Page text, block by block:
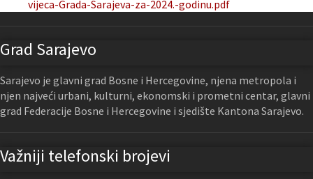
vijeca-Grada-Sarajeva-za-2024.-godinu.pdf
Grad Sarajevo
Sarajevo je glavni grad Bosne i Hercegovine, njena metropola i
njen najveći urbani, kulturni, ekonomski i prometni centar, glavni
grad Federacije Bosne i Hercegovine i sjedište Kantona Sarajevo.
Važniji telefonski brojevi